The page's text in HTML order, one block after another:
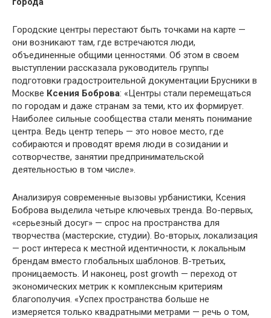
Городские центры перестают быть точками на карте —
они возникают там, где встречаются люди,
объединенные общими ценностями. Об этом в своем
выступлении рассказала руководитель группы
подготовки градостроительной документации Брусники в
Москве Ксения Боброва: «Центры стали перемещаться
по городам и даже странам за теми, кто их формирует.
Наиболее сильные сообщества стали менять понимание
центра. Ведь центр теперь — это новое место, где
собираются и проводят время люди в созидании и
сотворчестве, занятии предпринимательской
деятельностью в том числе».
Анализируя современные вызовы урбанистики, Ксения
Боброва выделила четыре ключевых тренда. Во-первых,
«серьезный досуг» — спрос на пространства для
творчества (мастерские, студии). Во-вторых, локализация
— рост интереса к местной идентичности, к локальным
брендам вместо глобальных шаблонов. В-третьих,
проницаемость. И наконец, post growth — переход от
экономических метрик к комплексным критериям
благополучия. «Успех пространства больше не
измеряется только квадратными метрами — речь о том,